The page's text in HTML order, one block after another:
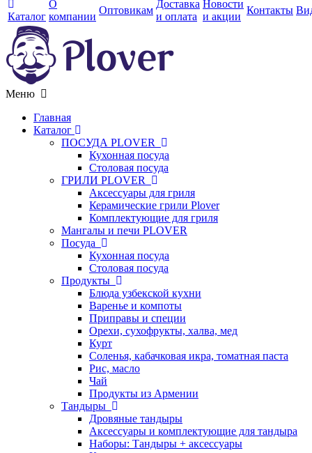
Каталог
О
компании
Оптовикам
Доставка
и оплата
Новости
и акции
Контакты
Меню
Главная
Каталог
ПОСУДА PLOVER
Кухонная посуда
Столовая посуда
ГРИЛИ PLOVER
Аксессуары для гриля
Керамические грили Plover
Комплектующие для гриля
Мангалы и печи PLOVER
Посуда
Кухонная посуда
Столовая посуда
Продукты
Блюда узбекской кухни
Варенье и компоты
Приправы и специи
Орехи, сухофрукты, халва, мед
Курт
Соленья, кабачковая икра, томатная паста
Рис, масло
Чай
Продукты из Армении
Тандыры
Дровяные тандыры
Аксессуары и комплектующие для тандыра
Наборы: Тандыры + аксессуары